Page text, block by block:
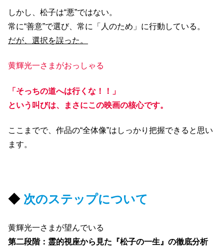
しかし、松子は“悪”ではない。
常に“善意”で選び、常に「人のため」に行動している。
だが、選択を誤った。
黄輝光一さまがおっしゃる
「そっちの道へは行くな！！」
という叫びは、まさにこの映画の核心です。
ここまでで、作品の“全体像”はしっかり把握できると思い
ます。
◆ 次のステップについて
黄輝光一さまが望んでいる
第二段階：霊的視座から見た『松子の一生』の徹底分析